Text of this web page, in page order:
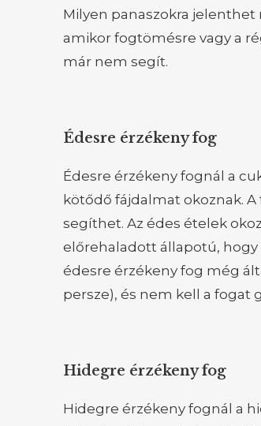
Milyen panaszokra jelenthet
amikor fogtömésre vagy a
már nem segít.
Édesre érzékeny fog
Édesre érzékeny fognál a
kötődő fájdalmat okoznak.
segíthet. Az édes ételek
előrehaladott állapotú,
édesre érzékeny fog még
persze), és nem kell a fogat
Hidegre érzékeny fog
Hidegre érzékeny fognál a